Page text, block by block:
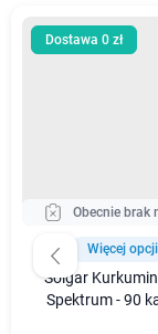
Obecnie brak
Dostawa 0 zł
Więcej
Solgar
Spektrum - 90